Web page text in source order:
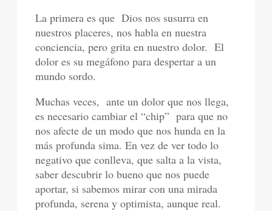
La primera es que Dios nos susurra en
nuestros placeres, nos habla en nuestra
conciencia, pero grita en nuestro dolor. El
dolor es su megáfono para despertar a un
mundo sordo.
Muchas veces, ante un dolor que nos llega,
es necesario cambiar el “chip” para que no
nos afecte de un modo que nos hunda en la
más profunda sima. En vez de ver todo lo
negativo que conlleva, que salta a la vista,
saber descubrir lo bueno que nos puede
aportar, si sabemos mirar con una mirada
profunda, serena y optimista, aunque real.